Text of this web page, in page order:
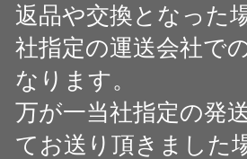
返品や交換となった
社指定の運送会社で
なります。
万が一当社指定の発
てお送り頂きました